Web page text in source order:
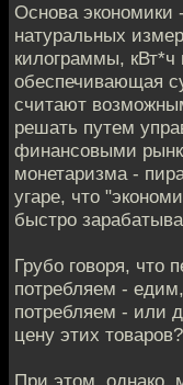
Основа экономики
натуральных
килограммы, кВт*ч
обеспечивающая
считают
решать путем
финансовыми
монетаризма -
угаре, что
быстро
Грубо говоря, что
потребляем -
потребляем - или
цену этих товаров?